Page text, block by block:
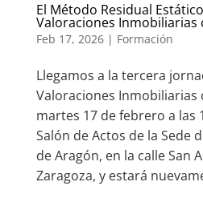
El Método Residual
Valoraciones Inmobiliarias
Feb 17, 2026| Formación
Llegamos a la tercera
Valoraciones Inmobiliarias
martes 17 de febrero a las
Salón de Actos de la Sede
de Aragón, en la calle San
Zaragoza, y estará